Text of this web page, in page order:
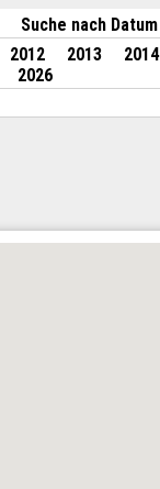
Suche nach Datum
2012 2013 2014
2026